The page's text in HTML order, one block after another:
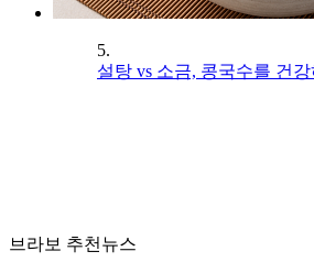
5.
설탕 vs 소금, 콩국수를 건
브라보 추천뉴스